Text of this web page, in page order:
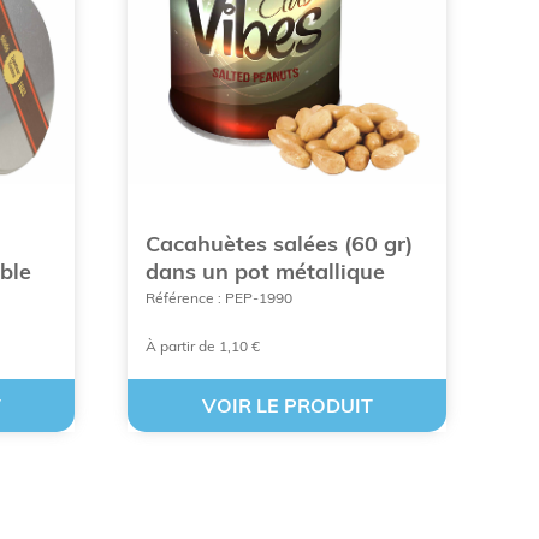
efficaces et agréables pour les
sont assez originales pour plaire à tout le
Cacahuètes salées (60 gr)
dans un pot métallique
Référence : PEP-1990
À partir de 1,10 €
VOIR LE PRODUIT